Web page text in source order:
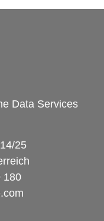
Data Services
25
180